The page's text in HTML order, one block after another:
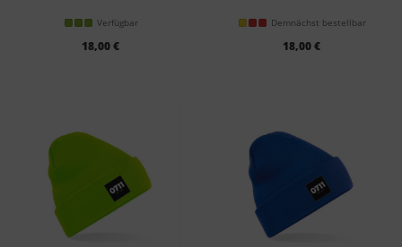
Verfügbar
18,00 €
Demnächst bestellbar
18,00 €